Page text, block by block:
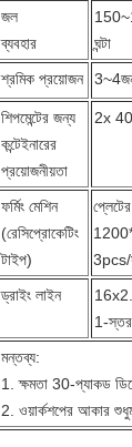
জল
ব্যবহার
ঘন্টা
শ্রমিক প্রয়োজন
শিপমেন্টের জন্য
কন্টেইনারের
প্রয়োজনীয়তা
2x
ফর্মিং মেশিন
(রেসিপ্রোকেটিং
টাইপ)
3pcs/
ড্রাইং লাইন
1-স্তর
মন্তব্য:
1. ক্ষমতা 30-প্যাকড
2. ওয়ার্কশপের আকার